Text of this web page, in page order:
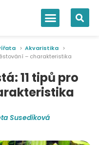
Akvaristika
– charakteristika
11 tipů pro
Susedíková